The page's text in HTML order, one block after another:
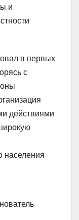
и
в первых
с
действиями
населения